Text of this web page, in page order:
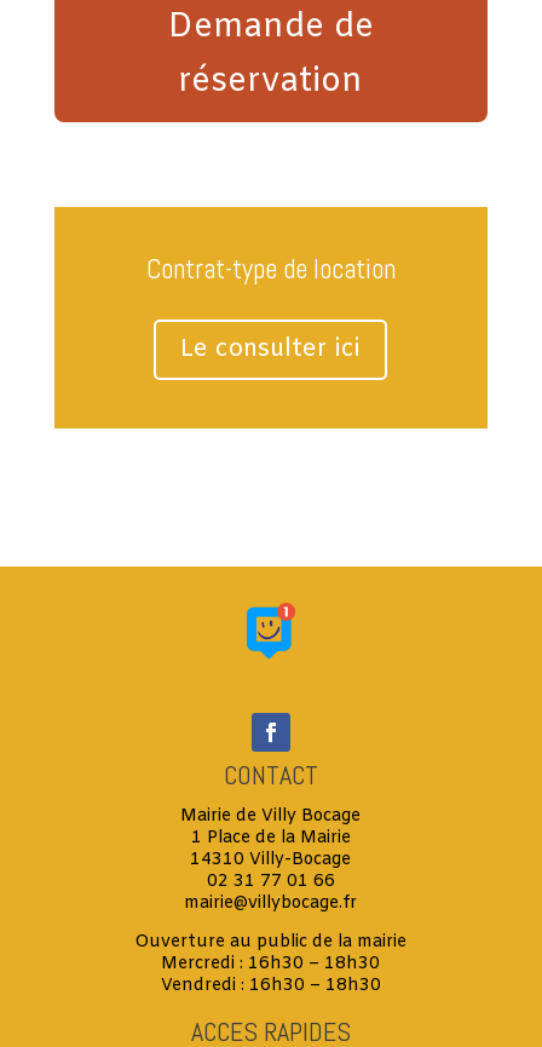
Demande de
réservation
Contrat-type de location
Le consulter ici
CONTACT
Mairie de Villy Bocage
1 Place de la Mairie
14310 Villy-Bocage
02 31 77 01 66
mairie@villybocage.fr
Ouverture au public de la mairie
Mercredi : 16h30 – 18h30
Vendredi : 16h30 – 18h30
ACCES RAPIDES